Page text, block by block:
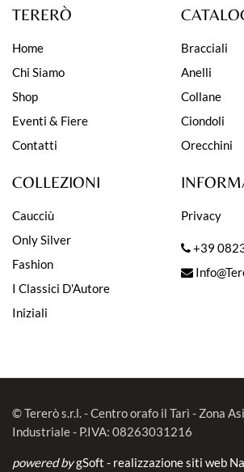
TERERÒ
Home
Chi Siamo
Shop
Eventi & Fiere
Contatti
Bracciali
Anelli
Collane
Ciondoli
Orecchini
COLLEZIONI
Caucciù
Only Silver
Fashion
I Classici D'Autore
Iniziali
Privacy
+39
© Tererò s.r.l. - Centro orafo il Tarì - Zona
Industriale - P.IVA: 08263031216
powered bygSoft - realizzazione siti web